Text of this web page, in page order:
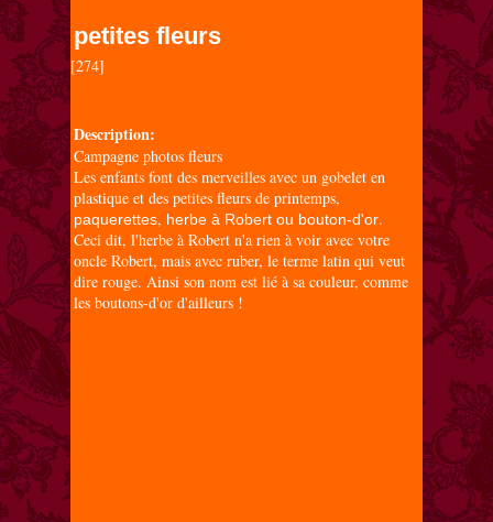
petites fleurs
[274]
Description:
Campagne photos fleurs
Les enfants font des merveilles avec un gobelet en
plastique et des petites fleurs de printemps,
paquerettes, herbe à Robert ou bouton-d'or.
Ceci dit, l'herbe à Robert n'a rien à voir avec votre
oncle Robert, mais avec ruber, le terme latin qui veut
dire rouge. Ainsi son nom est lié à sa couleur, comme
les boutons-d'or d'ailleurs !